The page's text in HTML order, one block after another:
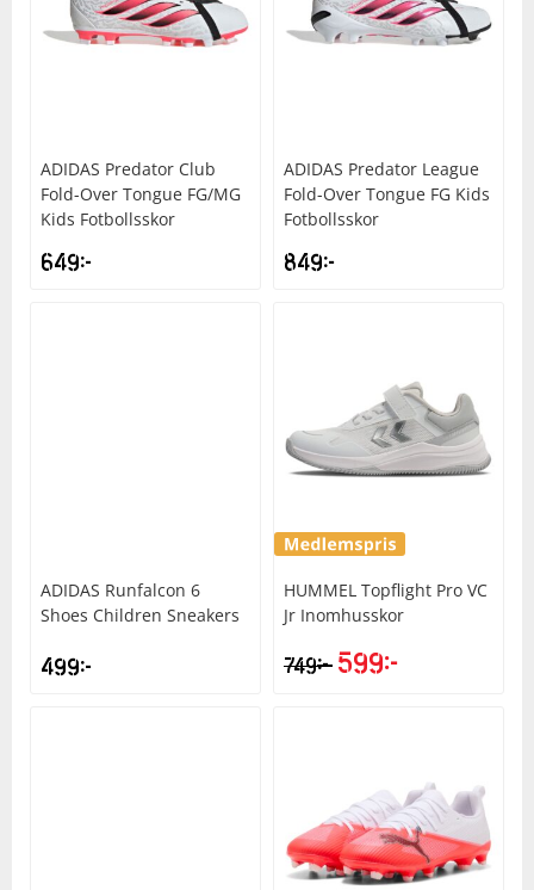
ADIDAS Predator Club
Fold-Over Tongue FG/MG
Kids Fotbollsskor
649kr
ADIDAS Predator League
Fold-Over Tongue FG Kids
Fotbollsskor
849kr
ADIDAS Runfalcon 6
Shoes Children Sneakers
499kr
HUMMEL Topflight Pro VC
Jr Inomhusskor
749kr 599kr